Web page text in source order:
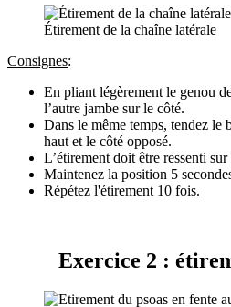
Étirement de la chaîne latérale
Consignes:
En pliant légèrement le genou
l’autre jambe sur le côté.
Dans le même temps, tendez le
haut et le côté opposé.
L’étirement doit être ressenti
Maintenez la position 5
Répétez l'étirement 10 fois.
Exercice 2 :